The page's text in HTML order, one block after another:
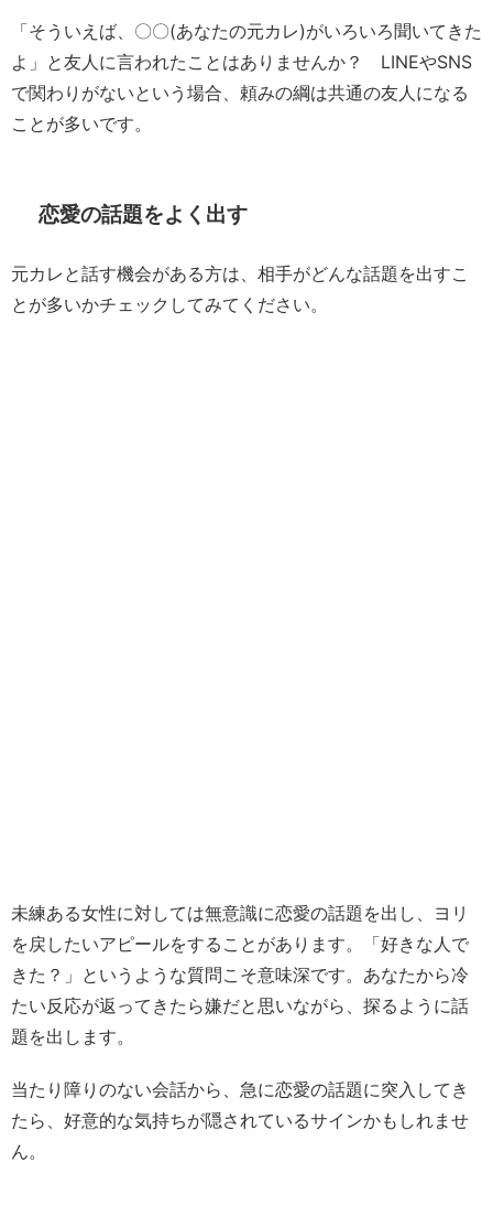
「そういえば、〇〇(あなたの元カレ)がいろいろ聞いてきた
よ」と友人に言われたことはありませんか？ LINEやSNS
で関わりがないという場合、頼みの綱は共通の友人になる
ことが多いです。
恋愛の話題をよく出す
元カレと話す機会がある方は、相手がどんな話題を出すこ
とが多いかチェックしてみてください。
未練ある女性に対しては無意識に恋愛の話題を出し、ヨリ
を戻したいアピールをすることがあります。「好きな人で
きた？」というような質問こそ意味深です。あなたから冷
たい反応が返ってきたら嫌だと思いながら、探るように話
題を出します。
当たり障りのない会話から、急に恋愛の話題に突入してき
たら、好意的な気持ちが隠されているサインかもしれませ
ん。